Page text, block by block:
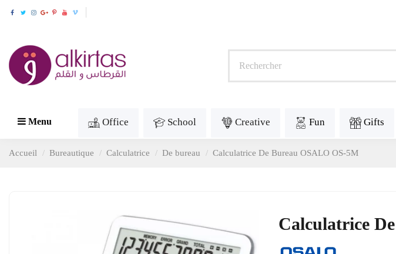
Menu Office School Creative Fun Gifts
Accueil Bureautique Calculatrice De bureau Calculatrice De Bureau OSALO OS-5M
Calculatrice